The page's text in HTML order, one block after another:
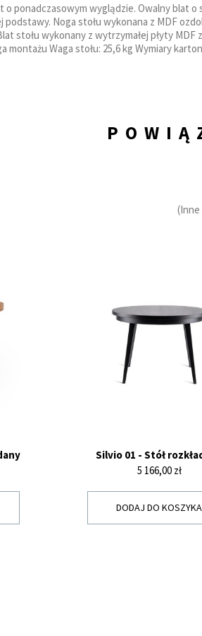
ponadczasowym wyglądzie. Owalny blat
podstawy. Noga stołu wykonana z MDF
stołu wykonany z wytrzymałej płyty
Waga stołu: 25,6 kg Wymiary
Silvio 01 - Stół
Cena
5 166,00 zł
DODAJ DO KOSZYKA